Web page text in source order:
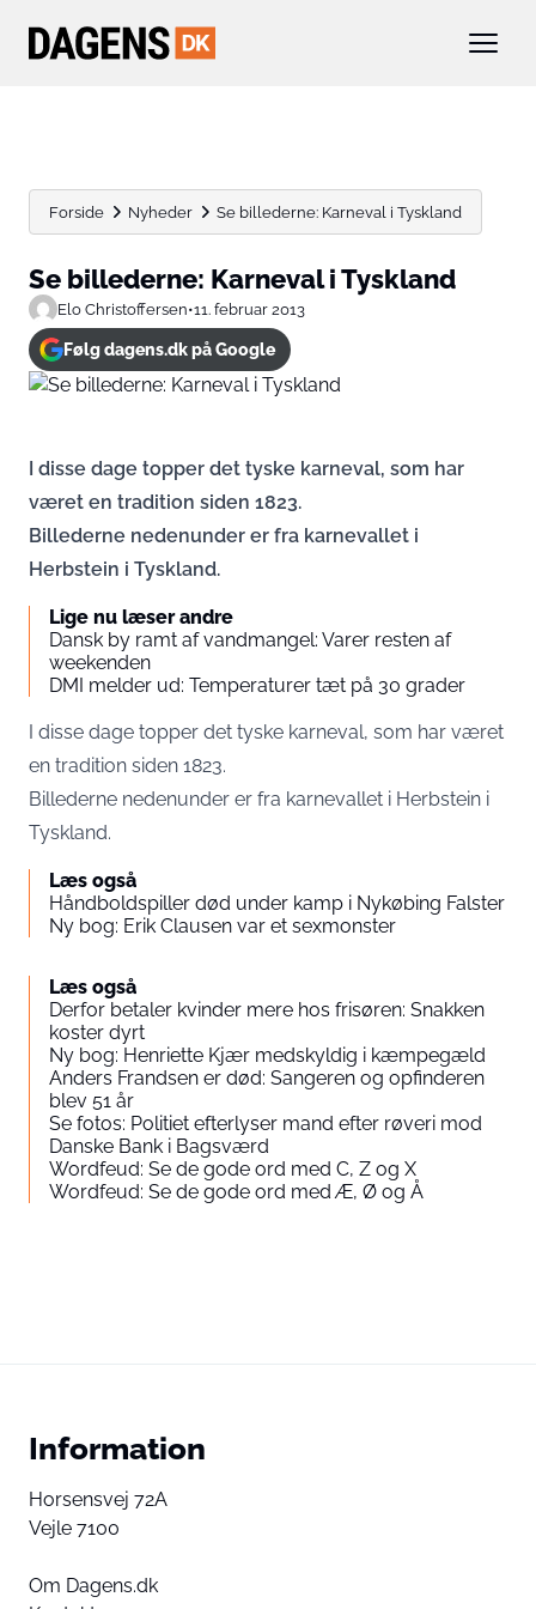
Forside Nyheder Se billederne: Karneval i Tyskland
Se billederne: Karneval i Tyskland
Elo Christoffersen•11. februar 2013
Følg dagens.dk på Google
I disse dage topper det tyske karneval, som har
været en tradition siden 1823.
Billederne nedenunder er fra karnevallet i
Herbstein i Tyskland.
Lige nu læser andre
Dansk by ramt af vandmangel: Varer resten af
weekenden
DMI melder ud: Temperaturer tæt på 30 grader
I disse dage topper det tyske karneval, som har været
en tradition siden 1823.
Billederne nedenunder er fra karnevallet i Herbstein i
Tyskland.
Læs også
Håndboldspiller død under kamp i Nykøbing Falster
Ny bog: Erik Clausen var et sexmonster
Læs også
Derfor betaler kvinder mere hos frisøren: Snakken
koster dyrt
Ny bog: Henriette Kjær medskyldig i kæmpegæld
Anders Frandsen er død: Sangeren og opfinderen
blev 51 år
Se fotos: Politiet efterlyser mand efter røveri mod
Danske Bank i Bagsværd
Wordfeud: Se de gode ord med C, Z og X
Wordfeud: Se de gode ord med Æ, Ø og Å
Information
Horsensvej 72A
Vejle 7100
Om Dagens.dk